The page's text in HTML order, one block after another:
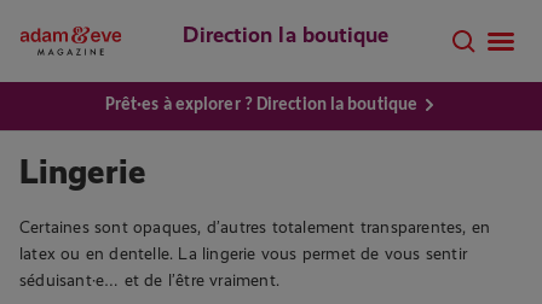
Direction la boutique
Prêt·es à explorer ? Direction la boutique
Lingerie
Certaines sont opaques, d’autres totalement transparentes, en
latex ou en dentelle. La lingerie vous permet de vous sentir
séduisant·e… et de l’être vraiment.